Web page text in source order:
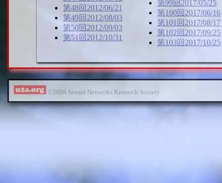
第48回2012/06/21
第49回2012/08/03
第50回2012/09/03
第51回2012/10/31
第99回2017/05/25
第100回2017/06/16
第101回2017/08/17
第102回2017/09/25
第103回2017/10/25
©2008 Sensor Networks Research Society